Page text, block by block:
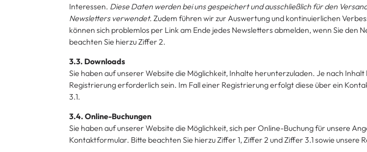
Interessen. Diese Daten werden bei uns gespeichert und ausschließlich für den
Newsletters verwendet. Zudem führen wir zur Auswertung und kontinuierlichen
können sich problemlos per Link am Ende jedes Newsletters abmelden, wenn Sie
beachten Sie hierzu Ziffer 2.
3.3. Downloads
Sie haben auf unserer Website die Möglichkeit, Inhalte herunterzuladen. Je nach
Registrierung erforderlich sein. Im Fall einer Registrierung erfolgt diese über ein
3.1.
3.4. Online-Buchungen
Sie haben auf unserer Website die Möglichkeit, sich per Online-Buchung für unsere
Kontaktformular. Bitte beachten Sie hierzu Ziffer 1, Ziffer 2 und Ziffer 3.1 sowie unsere